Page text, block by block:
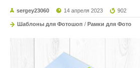
sergey23060 14 апреля 2023 902
Шаблоны для Фотошоп / Рамки для Фото